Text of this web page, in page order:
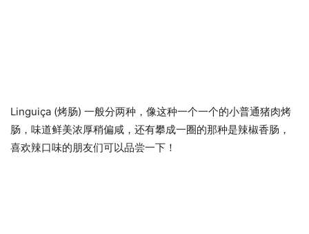
Linguiça (烤肠) 一般分两种，像这种一个一个的小普通猪肉烤
肠，味道鲜美浓厚稍偏咸，还有攀成一圈的那种是辣椒香肠，
喜欢辣口味的朋友们可以品尝一下！